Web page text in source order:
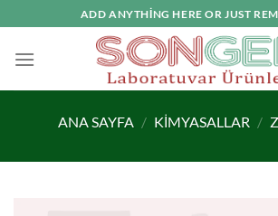
atla
ADD ANYTHING HERE OR JUST
ANA SAYFA / KIMYASALLAR /